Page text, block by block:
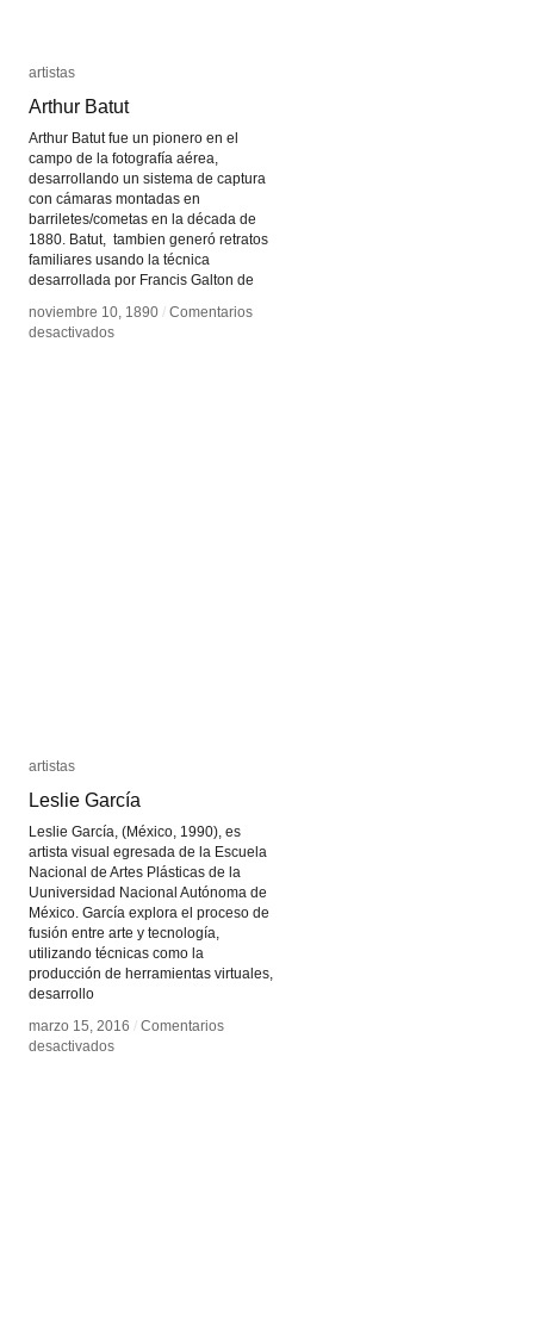
artistas
Arthur Batut
Arthur Batut fue un pionero en el
campo de la fotografía aérea,
desarrollando un sistema de captura
con cámaras montadas en
barriletes/cometas en la década de
1880. Batut, tambien generó retratos
familiares usando la técnica
desarrollada por Francis Galton de
noviembre 10, 1890 / Comentarios
desactivadosen
artistas
Arthur Batut
noviembre 10, 1890 / Comentarios
desactivadosen
artistas
Leslie García
Leslie García, (México, 1990), es
artista visual egresada de la Escuela
Nacional de Artes Plásticas de la
Uuniversidad Nacional Autónoma de
México. García explora el proceso de
fusión entre arte y tecnología,
utilizando técnicas como la
producción de herramientas virtuales,
desarrollo
marzo 15, 2016 / Comentarios
desactivadosen
artistas
Leslie García
marzo 15, 2016 / Comentarios
desactivadosen